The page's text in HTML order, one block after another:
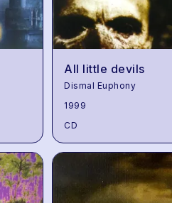
All little devils
Dismal Euphony
1999
CD